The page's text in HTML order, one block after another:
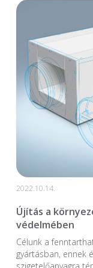
2022.10.14.
Újítás a
védelmében
Célunk a
gyártásban, ennek